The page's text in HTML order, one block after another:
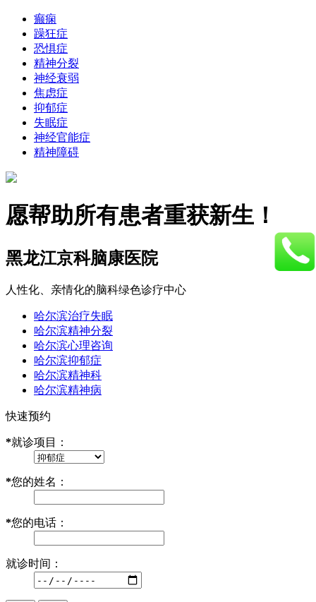
癫痫
躁狂症
恐惧症
精神分裂
神经衰弱
焦虑症
抑郁症
失眠症
神经官能症
精神障碍
愿帮助所有患者重获新生！
黑龙江京科脑康医院
人性化、亲情化的脑科绿色诊疗中心
哈尔滨治疗失眠
哈尔滨精神分裂
哈尔滨心理咨询
哈尔滨抑郁症
哈尔滨精神科
哈尔滨精神病
快速预约
*就诊项目：
*您的姓名：
*您的电话：
就诊时间：